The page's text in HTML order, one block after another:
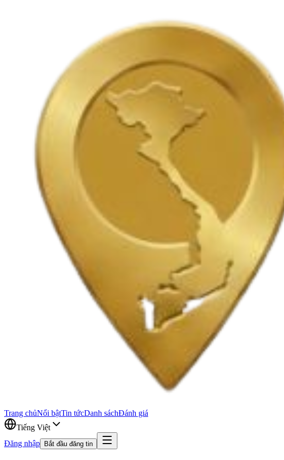
Trang chủNổi bậtTin tứcDanh sáchĐánh giá
Tiếng Việt
Đăng nhập
Bắt đầu đăng tin